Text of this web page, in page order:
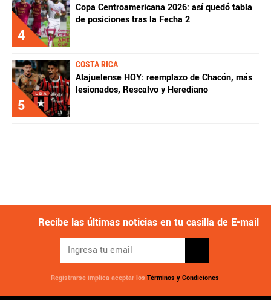
4
Copa Centroamericana 2026: así quedó tabla
de posiciones tras la Fecha 2
5
COSTA RICA
Alajuelense HOY: reemplazo de Chacón, más
lesionados, Rescalvo y Herediano
Recibe las últimas noticias en tu casilla de E-mail
Registrarse implica aceptar los Términos y Condiciones